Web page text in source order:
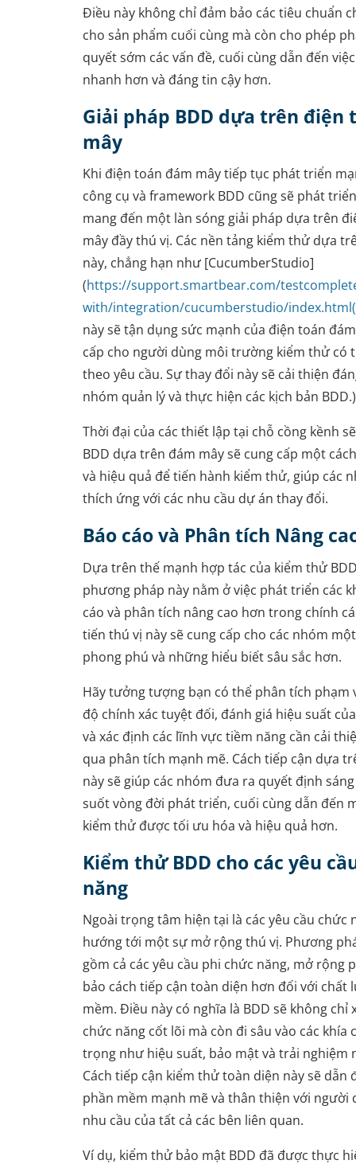
Điều này không chỉ đảm bảo các tiêu chuẩn
cho sản phẩm cuối cùng mà còn cho phép
quyết sớm các vấn đề, cuối cùng dẫn đến
nhanh hơn và đáng tin cậy hơn.
Giải pháp BDD dựa trên điện
mây
Khi điện toán đám mây tiếp tục phát triển
công cụ và framework BDD cũng sẽ phát
mang đến một làn sóng giải pháp dựa trên
mây đầy thú vị. Các nền tảng kiểm thử dựa
này, chẳng hạn như [CucumberStudio]
(https://support.smartbear.com/
with/integration/cucumberstudio/
này sẽ tận dụng sức mạnh của điện toán
cấp cho người dùng môi trường kiểm thử có
theo yêu cầu. Sự thay đổi này sẽ cải thiện
nhóm quản lý và thực hiện các kịch bản BDD.)
Thời đại của các thiết lập tại chỗ cồng kềnh
BDD dựa trên đám mây sẽ cung cấp một
và hiệu quả để tiến hành kiểm thử, giúp các
thích ứng với các nhu cầu dự án thay đổi.
Báo cáo và Phân tích Nâng
Dựa trên thế mạnh hợp tác của kiểm thử
phương pháp này nằm ở việc phát triển các
cáo và phân tích nâng cao hơn trong chính
tiến thú vị này sẽ cung cấp cho các nhóm
phong phú và những hiểu biết sâu sắc hơn.
Hãy tưởng tượng bạn có thể phân tích phạm
độ chính xác tuyệt đối, đánh giá hiệu suất
và xác định các lĩnh vực tiềm năng cần cải
qua phân tích mạnh mẽ. Cách tiếp cận dựa
này sẽ giúp các nhóm đưa ra quyết định
suốt vòng đời phát triển, cuối cùng dẫn đến
kiểm thử được tối ưu hóa và hiệu quả hơn.
Kiểm thử BDD cho các yêu
năng
Ngoài trọng tâm hiện tại là các yêu cầu chức
hướng tới một sự mở rộng thú vị. Phương
gồm cả các yêu cầu phi chức năng, mở rộng
bảo cách tiếp cận toàn diện hơn đối với chất
mềm. Điều này có nghĩa là BDD sẽ không chỉ
chức năng cốt lõi mà còn đi sâu vào các khía
trọng như hiệu suất, bảo mật và trải nghiệm
Cách tiếp cận kiểm thử toàn diện này sẽ dẫn
phần mềm mạnh mẽ và thân thiện với người
nhu cầu của tất cả các bên liên quan.
Ví dụ, kiểm thử bảo mật BDD đã được thực